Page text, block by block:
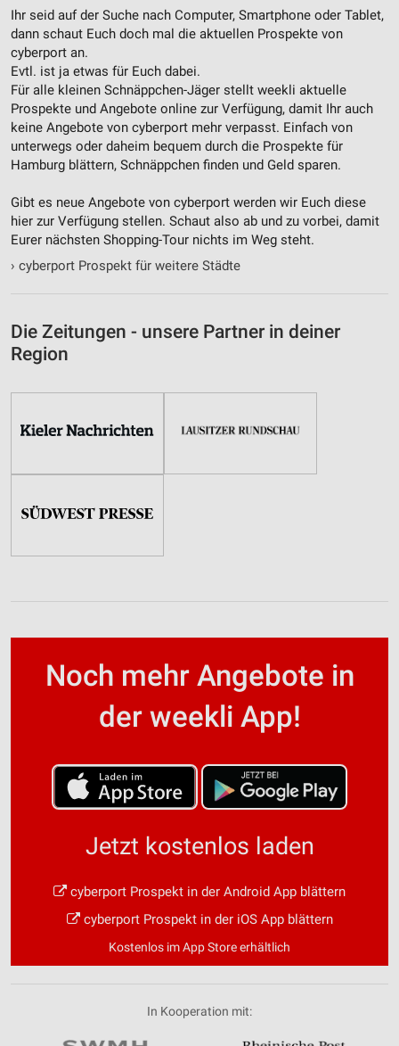
Ihr seid auf der Suche nach Computer, Smartphone oder Tablet,
dann schaut Euch doch mal die aktuellen Prospekte von
cyberport an.
Evtl. ist ja etwas für Euch dabei.
Für alle kleinen Schnäppchen-Jäger stellt weekli aktuelle
Prospekte und Angebote online zur Verfügung, damit Ihr auch
keine Angebote von cyberport mehr verpasst. Einfach von
unterwegs oder daheim bequem durch die Prospekte für
Hamburg blättern, Schnäppchen finden und Geld sparen.
Gibt es neue Angebote von cyberport werden wir Euch diese
hier zur Verfügung stellen. Schaut also ab und zu vorbei, damit
Eurer nächsten Shopping-Tour nichts im Weg steht.
› cyberport Prospekt für weitere Städte
Die Zeitungen - unsere Partner in deiner
Region
Noch mehr Angebote in
der weekli App!
Jetzt kostenlos laden
cyberport Prospekt in der Android App blättern
cyberport Prospekt in der iOS App blättern
Kostenlos im App Store erhältlich
In Kooperation mit:
von Inhalten
Verwendung von Profilen zur Auswahl
personalisierter Inhalte
Messung der Werbeleistung
Messung der Performance von Inhalten
Analyse von Zielgruppen durch Statistiken oder
Quellen
Entwicklung und Verbesserung der Angebote
Verwendung reduzierter Daten zur Auswahl von
IAB-Besonderheiten:
Verwendung genauer Standortdaten
Nicht-IAB-Verarbeitungszwecke: